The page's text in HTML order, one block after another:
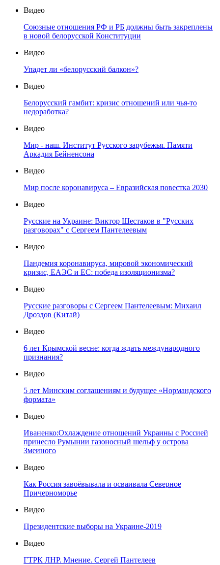
Видео
Союзные отношения РФ и РБ должны быть закреплены
в новой белорусской Конституции
Видео
Упадет ли «белорусский балкон»?
Видео
Белорусский гамбит: кризис отношений или чья-то
недоработка?
Видео
Мир - наш. Институт Русского зарубежья. Памяти
Аркадия Бейненсона
Видео
Мир после коронавируса – Евразийская повестка 2030
Видео
Русские на Украине: Виктор Шестаков в "Русских
разговорах" с Сергеем Пантелеевым
Видео
Пандемия коронавируса, мировой экономический
кризис, ЕАЭС и ЕС: победа изоляционизма?
Видео
Русские разговоры с Сергеем Пантелеевым: Михаил
Дроздов (Китай)
Видео
6 лет Крымской весне: когда ждать международного
признания?
Видео
5 лет Минским соглашениям и будущее «Нормандского
формата»
Видео
Иваненко:Охлаждение отношений Украины с Россией
принесло Румынии газоносный шельф у острова
Змеиного
Видео
Как Россия завоёвывала и осваивала Северное
Причерноморье
Видео
Президентские выборы на Украине-2019
Видео
ГТРК ЛНР. Мнение. Сергей Пантелеев